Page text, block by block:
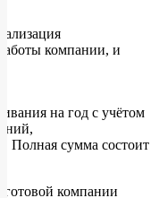
компании, и
на год с учётом
Полная сумма состоит
готовой компании